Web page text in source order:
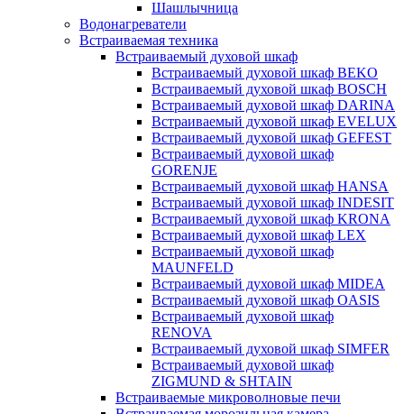
Шашлычница
Водонагреватели
Встраиваемая техника
Встраиваемый духовой шкаф
Встраиваемый духовой шкаф BEKO
Встраиваемый духовой шкаф BOSCH
Встраиваемый духовой шкаф DARINA
Встраиваемый духовой шкаф EVELUX
Встраиваемый духовой шкаф GEFEST
Встраиваемый духовой шкаф
GORENJE
Встраиваемый духовой шкаф HANSA
Встраиваемый духовой шкаф INDESIT
Встраиваемый духовой шкаф KRONA
Встраиваемый духовой шкаф LEX
Встраиваемый духовой шкаф
MAUNFELD
Встраиваемый духовой шкаф MIDEA
Встраиваемый духовой шкаф OASIS
Встраиваемый духовой шкаф
RENOVA
Встраиваемый духовой шкаф SIMFER
Встраиваемый духовой шкаф
ZIGMUND & SHTAIN
Встраиваемые микроволновые печи